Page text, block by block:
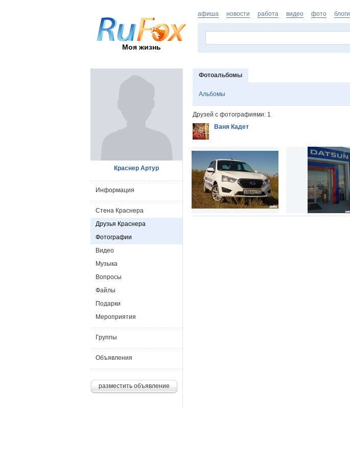
Моя жизнь
афиша новости работа видео фото блоги
Фотоальбомы
Альбомы
Друзей с фотографиями: 1
Ваня Кадет
Краснер Артур
Информация
Стена Краснера
Друзья Краснера
Фотографии
Видео
Музыка
Вопросы
Файлы
Подарки
Мероприятия
Группы
Объявления
разместить объявление